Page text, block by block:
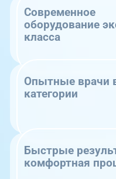
Современное
оборудование
класса
Опытные врачи
категории
Быстрые
комфортная